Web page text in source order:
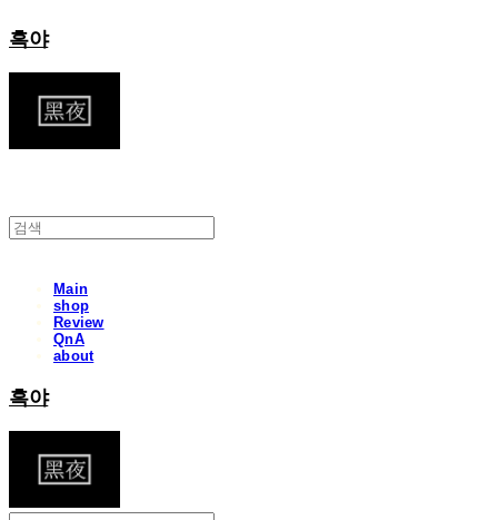
흑야
Main
shop
Review
QnA
about
흑야